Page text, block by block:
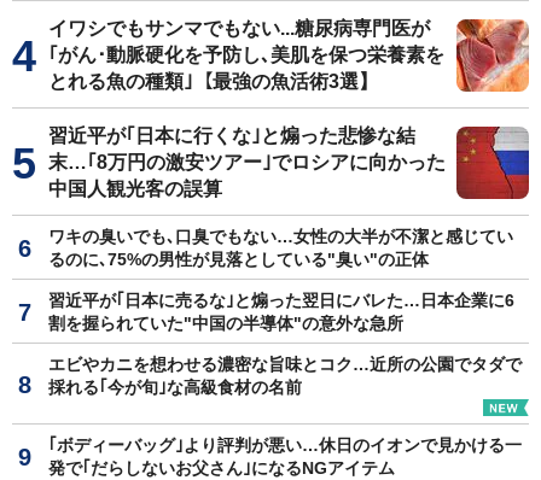
イワシでもサンマでもない...糖尿病専門医が
｢がん･動脈硬化を予防し､美肌を保つ栄養素を
とれる魚の種類｣【最強の魚活術3選】
習近平が｢日本に行くな｣と煽った悲惨な結
末…｢8万円の激安ツアー｣でロシアに向かった
中国人観光客の誤算
ワキの臭いでも､口臭でもない…女性の大半が不潔と感じてい
るのに､75%の男性が見落としている"臭い"の正体
習近平が｢日本に売るな｣と煽った翌日にバレた…日本企業に6
割を握られていた"中国の半導体"の意外な急所
エビやカニを想わせる濃密な旨味とコク…近所の公園でタダで
採れる｢今が旬｣な高級食材の名前
｢ボディーバッグ｣より評判が悪い…休日のイオンで見かける一
発で｢だらしないお父さん｣になるNGアイテム